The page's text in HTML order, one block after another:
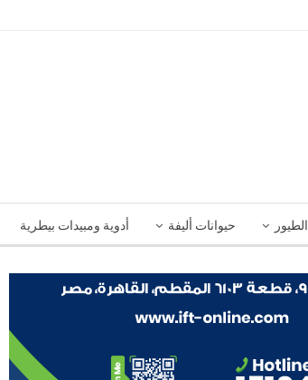
الطيور حيوانات أليفة أدوية ومبيدات بيطرية